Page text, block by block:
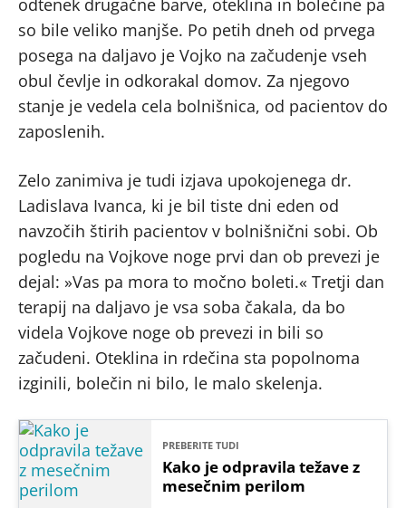
so bile veliko manjše. Po petih dneh od prvega
posega na daljavo je Vojko na začudenje vseh
obul čevlje in odkorakal domov. Za njegovo
stanje je vedela cela bolnišnica, od pacientov do
zaposlenih.
Zelo zanimiva je tudi izjava upokojenega dr.
Ladislava Ivanca, ki je bil tiste dni eden od
navzočih štirih pacientov v bolnišnični sobi. Ob
pogledu na Vojkove noge prvi dan ob prevezi je
dejal: »Vas pa mora to močno boleti.« Tretji dan
terapij na daljavo je vsa soba čakala, da bo
videla Vojkove noge ob prevezi in bili so
začudeni. Oteklina in rdečina sta popolnoma
izginili, bolečin ni bilo, le malo skelenja.
PREBERITE TUDI
Kako je odpravila težave z
mesečnim perilom